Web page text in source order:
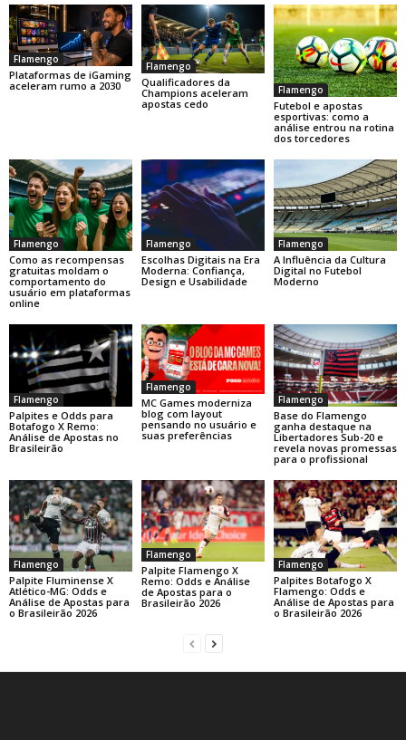
Flamengo
Plataformas de iGaming
aceleram rumo a 2030
Flamengo
Qualificadores da
Champions aceleram
apostas cedo
Flamengo
Futebol e apostas
esportivas: como a
análise entrou na rotina
dos torcedores
Flamengo
Como as recompensas
gratuitas moldam o
comportamento do
usuário em plataformas
online
Flamengo
Escolhas Digitais na Era
Moderna: Confiança,
Design e Usabilidade
Flamengo
A Influência da Cultura
Digital no Futebol
Moderno
Flamengo
Palpites e Odds para
Botafogo X Remo:
Análise de Apostas no
Brasileirão
Flamengo
MC Games moderniza
blog com layout
pensando no usuário e
suas preferências
Flamengo
Base do Flamengo
ganha destaque na
Libertadores Sub-20 e
revela novas promessas
para o profissional
Flamengo
Palpite Fluminense X
Atlético-MG: Odds e
Análise de Apostas para
o Brasileirão 2026
Flamengo
Palpite Flamengo X
Remo: Odds e Análise
de Apostas para o
Brasileirão 2026
Flamengo
Palpites Botafogo X
Flamengo: Odds e
Análise de Apostas para
o Brasileirão 2026